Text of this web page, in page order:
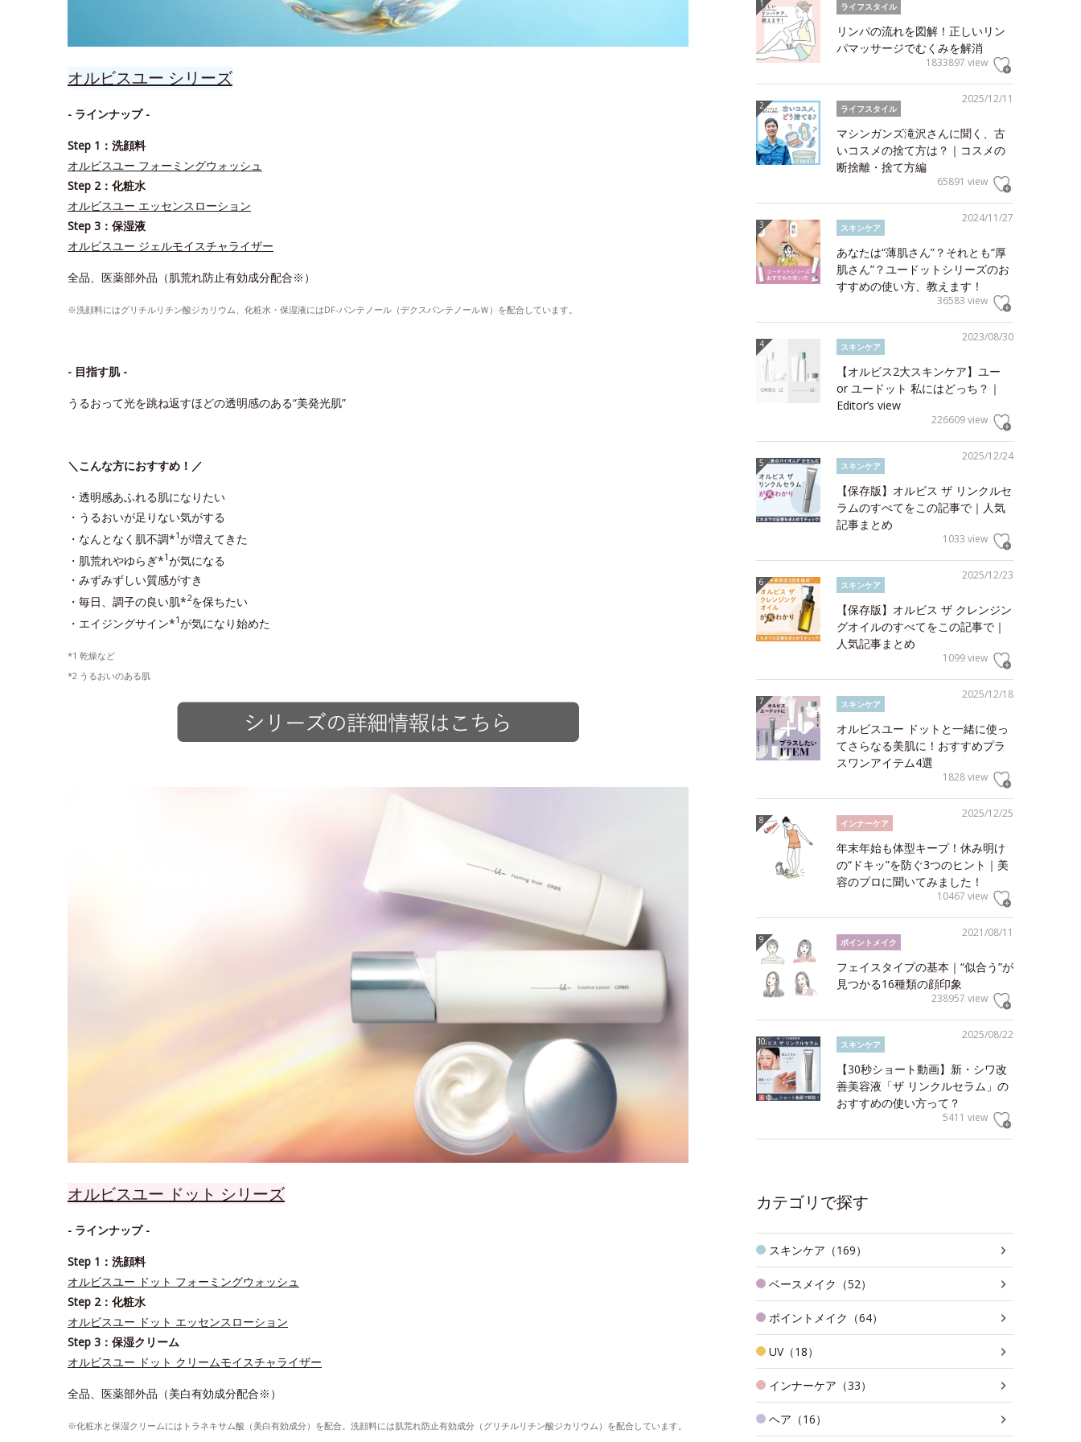
オルビスユー シリーズ
- ラインナップ -
Step 1：洗顔料
オルビスユー フォーミングウォッシュ
Step 2：化粧水
オルビスユー エッセンスローション
Step 3：保湿液
オルビスユー ジェルモイスチャライザー
全品、医薬部外品（肌荒れ防止有効成分配合※）
※洗顔料にはグリチルリチン酸ジカリウム、化粧水・保湿液にはDF-パンテノール（デクスパンテノールＷ）を配合しています。
- 目指す肌 -
うるおって光を跳ね返すほどの透明感のある“美発光肌”
＼こんな方におすすめ！／
・透明感あふれる肌になりたい
・うるおいが足りない気がする
・なんとなく肌不調*1が増えてきた
・肌荒れやゆらぎ*1が気になる
・みずみずしい質感がすき
・毎日、調子の良い肌*2を保ちたい
・エイジングサイン*1が気になり始めた
*1 乾燥など
*2 うるおいのある肌
オルビスユー ドット シリーズ
- ラインナップ -
Step 1：洗顔料
オルビスユー ドット フォーミングウォッシュ
Step 2：化粧水
オルビスユー ドット エッセンスローション
Step 3：保湿クリーム
オルビスユー ドット クリームモイスチャライザー
全品、医薬部外品（美白有効成分配合※）
※化粧水と保湿クリームにはトラネキサム酸（美白有効成分）を配合。洗顔料には肌荒れ防止有効成分（グリチルリチン酸ジカリウム）を配合しています。
ライフスタイル
リンパの流れを図解！正しいリン
パマッサージでむくみを解消
1833897 view
2025/12/11
ライフスタイル
マシンガンズ滝沢さんに聞く、古
いコスメの捨て方は？｜コスメの
断捨離・捨て方編
65891 view
2024/11/27
スキンケア
あなたは“薄肌さん”？それとも“厚
肌さん”？ユードットシリーズのお
すすめの使い方、教えます！
36583 view
2023/08/30
スキンケア
【オルビス2大スキンケア】ユー
or ユードット 私にはどっち？｜
Editor’s view
226609 view
2025/12/24
スキンケア
【保存版】オルビス ザ リンクルセ
ラムのすべてをこの記事で｜人気
記事まとめ
1033 view
2025/12/23
スキンケア
【保存版】オルビス ザ クレンジン
グオイルのすべてをこの記事で｜
人気記事まとめ
1099 view
2025/12/18
スキンケア
オルビスユー ドットと一緒に使っ
てさらなる美肌に！おすすめプラ
スワンアイテム4選
1828 view
2025/12/25
インナーケア
年末年始も体型キープ！休み明け
の“ドキッ”を防ぐ3つのヒント｜美
容のプロに聞いてみました！
10467 view
2021/08/11
ポイントメイク
フェイスタイプの基本｜“似合う”が
見つかる16種類の顔印象
238957 view
2025/08/22
スキンケア
【30秒ショート動画】新・シワ改
善美容液「ザ リンクルセラム」の
おすすめの使い方って？
5411 view
カテゴリで探す
スキンケア（169）
ベースメイク（52）
ポイントメイク（64）
UV（18）
インナーケア（33）
ヘア（16）